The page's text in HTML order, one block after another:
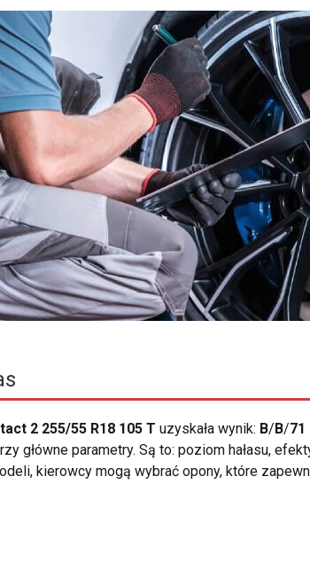
2 255/55 R18 105 T uzyskała wynik: B/ B/71
główne parametry. Są to: poziom hałasu,
kierowcy mogą wybrać opony, które